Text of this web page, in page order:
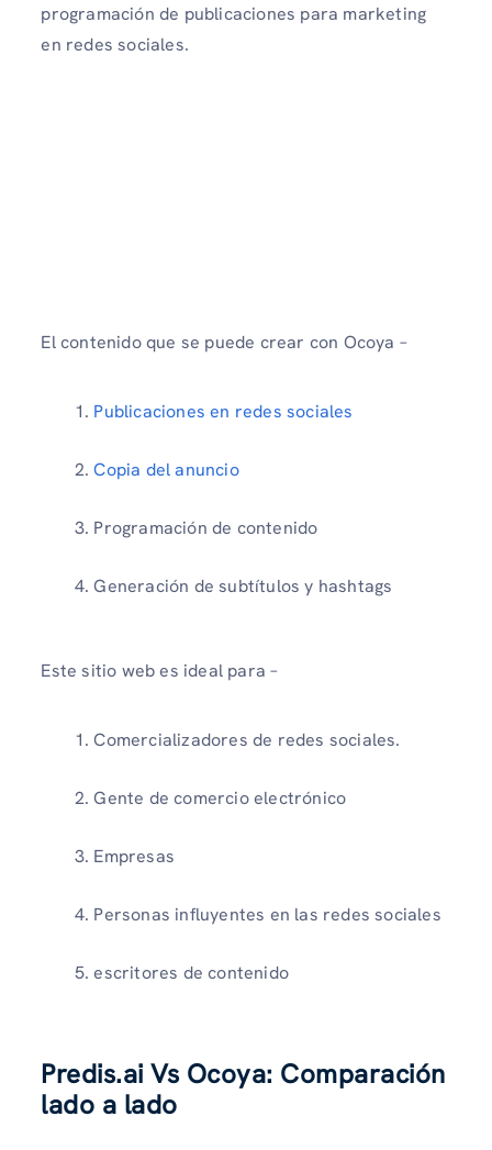
programación de publicaciones para marketing
en redes sociales.
El contenido que se puede crear con Ocoya –
Publicaciones en redes sociales
Copia del anuncio
Programación de contenido
Generación de subtítulos y hashtags
Este sitio web es ideal para –
Comercializadores de redes sociales.
Gente de comercio electrónico
Empresas
Personas influyentes en las redes sociales
escritores de contenido
Predis.ai Vs Ocoya: Comparación
lado a lado